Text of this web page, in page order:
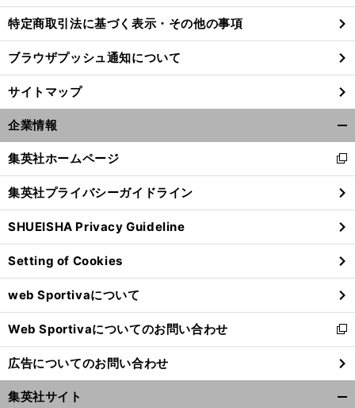
12
サ
弱
」
特定商取引法に基づく表示・その他の事項
ブラウザプッシュ通知について
サイトマップ
企業情報
閉
る
集英社ホームページ
新
し
い
ウ
ィ
ン
ド
ウ
で
開
く
集英社プライバシーガイドライン
SHUEISHA Privacy Guideline
Setting of Cookies
web Sportivaについて
Web Sportivaについてのお問い合わせ
新
し
い
ウ
ィ
広告についてのお問い合わせ
集英社サイト